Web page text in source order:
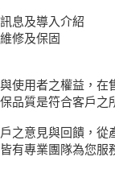
息及導入介紹
修及保固
使用者之權益，在
品質是符合客戶之
之意見與回饋，從
有專業團隊為您服